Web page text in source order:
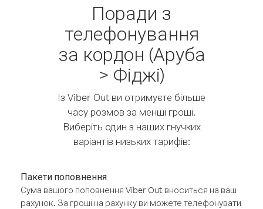
Поради з
телефонування
за кордон (Аруба
> Фіджі)
Із Viber Out ви отримуєте більше
часу розмов за менші гроші.
Виберіть один з наших гнучких
варіантів низьких тарифів:
Пакети поповнення
Сума вашого поповнення Viber Out вноситься на ваш
рахунок. За гроші на рахунку ви можете телефонувати